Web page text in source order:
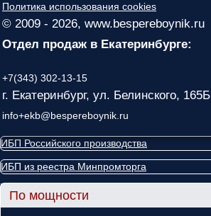
Политика использования cookies
© 2009 - 2026, www.bespereboynik.ru
Отдел продаж в Екатеринбурге:
+7(343) 302-13-15
г. Екатеринбург, ул. Белинского, 165Б
info+ekb@bespereboynik.ru
ИБП Российского производства
ИБП из реестра Минпромторга
По мощности